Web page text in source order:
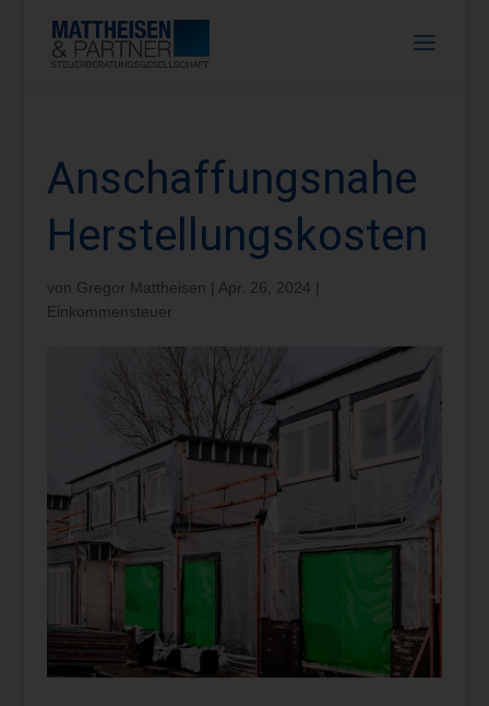
Anschaffungsnahe
Herstellungskosten
von Gregor Mattheisen Apr. 26, 2024
Einkommensteuer